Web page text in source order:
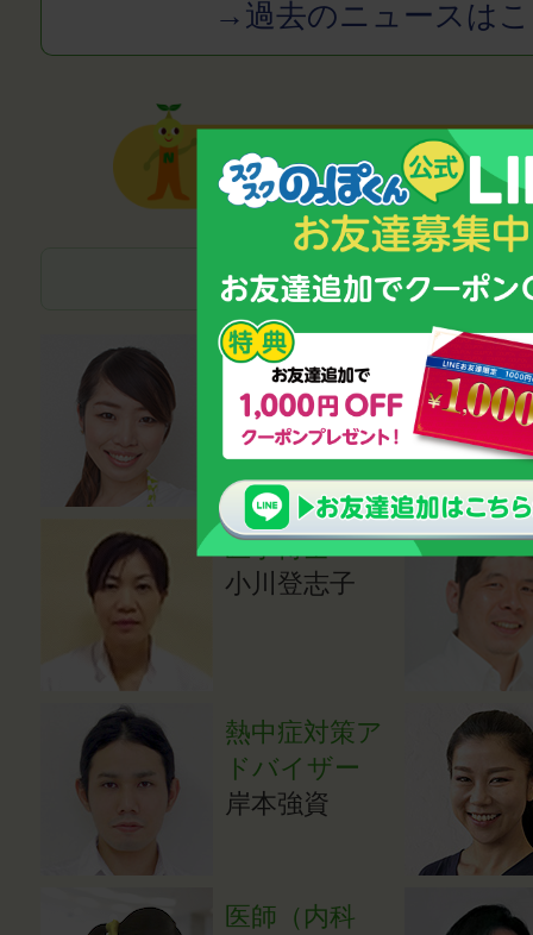
→過去のニュースは
子どもの成長・発達の
管理栄養士
磯村優貴恵
医学博士
小川登志子
熱中症対策ア
ドバイザー
岸本強資
医師（内科